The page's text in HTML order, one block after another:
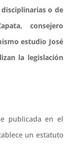
o de
consejero
estudio José
la legislación
publicada en el
un estatuto